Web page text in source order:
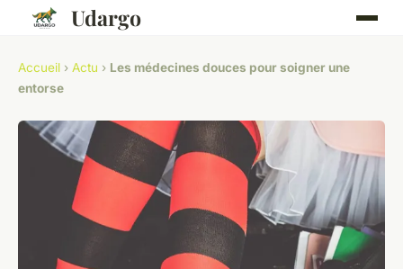
Udargo
Accueil › Actu › Les médecines douces pour soigner une
entorse